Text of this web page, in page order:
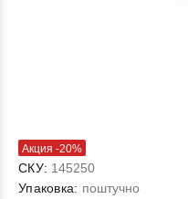
Акция -20%
СКУ: 145250
Упаковка: поштучно